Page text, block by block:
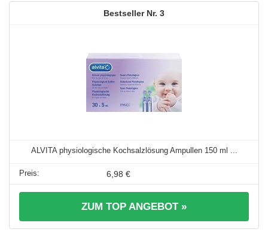
3
ALVITA physiologische Kochsalzlösung Ampullen 150 ml ...
6,98 €
ZUM TOP ANGEBOT »